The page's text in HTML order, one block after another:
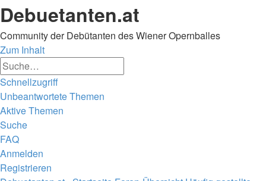
Debuetanten.at
Community der Debütanten des Wiener Opernballes
Zum Inhalt
Schnellzugriff
Unbeantwortete Themen
Aktive Themen
Suche
FAQ
Anmelden
Registrieren